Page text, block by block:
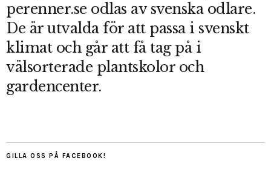
perenner.se odlas av svenska odlare.
De är utvalda för att passa i svenskt
klimat och går att få tag på i
välsorterade plantskolor och
gardencenter.
GILLA OSS PÅ FACEBOOK!